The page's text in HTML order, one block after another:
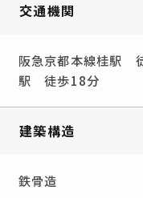
交通機関
阪急京都本線桂駅
駅 徒歩18分
建築構造
鉄骨造